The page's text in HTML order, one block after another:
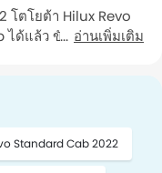
โตโยต้า Hilux Revo
ได้แล้ว ขับเคลื่อนด้วย
ย โปรดติดต่อฉัน"
อ่านเพิ่มเติม
Standard Cab 2022